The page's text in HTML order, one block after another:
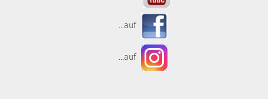
...auf
...auf